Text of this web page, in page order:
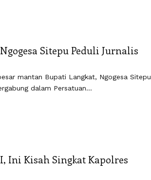
Sitepu Peduli Jurnalis
mantan Bupati Langkat, Ngogesa Sitepu
dalam Persatuan...
Ini Kisah Singkat Kapolres